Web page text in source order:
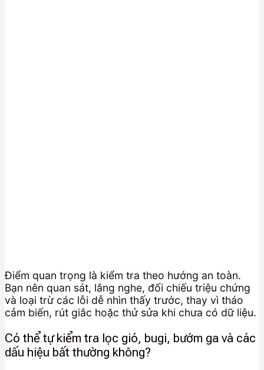
Điểm quan trọng là kiểm tra theo hướng an toàn.
Bạn nên quan sát, lắng nghe, đối chiếu triệu chứng
và loại trừ các lỗi dễ nhìn thấy trước, thay vì tháo
cảm biến, rút giắc hoặc thử sửa khi chưa có dữ liệu.
Có thể tự kiểm tra lọc gió, bugi, bướm ga và các
dấu hiệu bất thường không?